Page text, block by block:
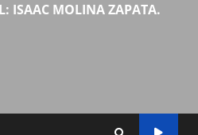
ISAAC MOLINA ZAPATA.